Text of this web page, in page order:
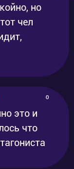
но
чел
0
это и
что